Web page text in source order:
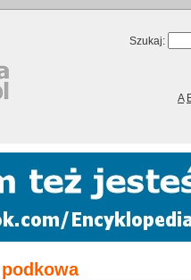
Szukaj:
A
podkowa